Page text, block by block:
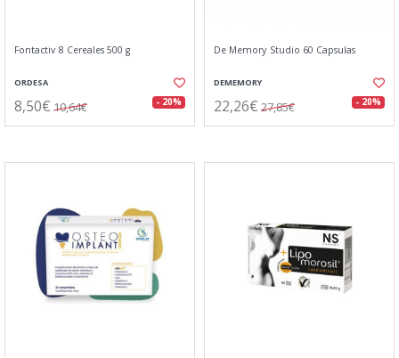
Fontactiv 8 Cereales 500 g
ORDESA
8,50€ 10,64€ - 20%
De Memory Studio 60 Capsulas
DEMEMORY
22,26€ 27,85€ - 20%